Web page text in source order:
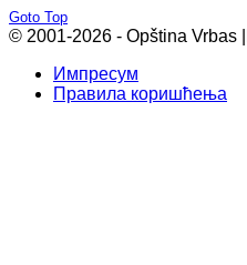
Goto Top
© 2001-2026 - Opština Vrbas |
Импресум
Правила коришћења